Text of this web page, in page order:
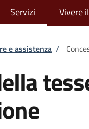
Servizi Vivere
e assistenza /